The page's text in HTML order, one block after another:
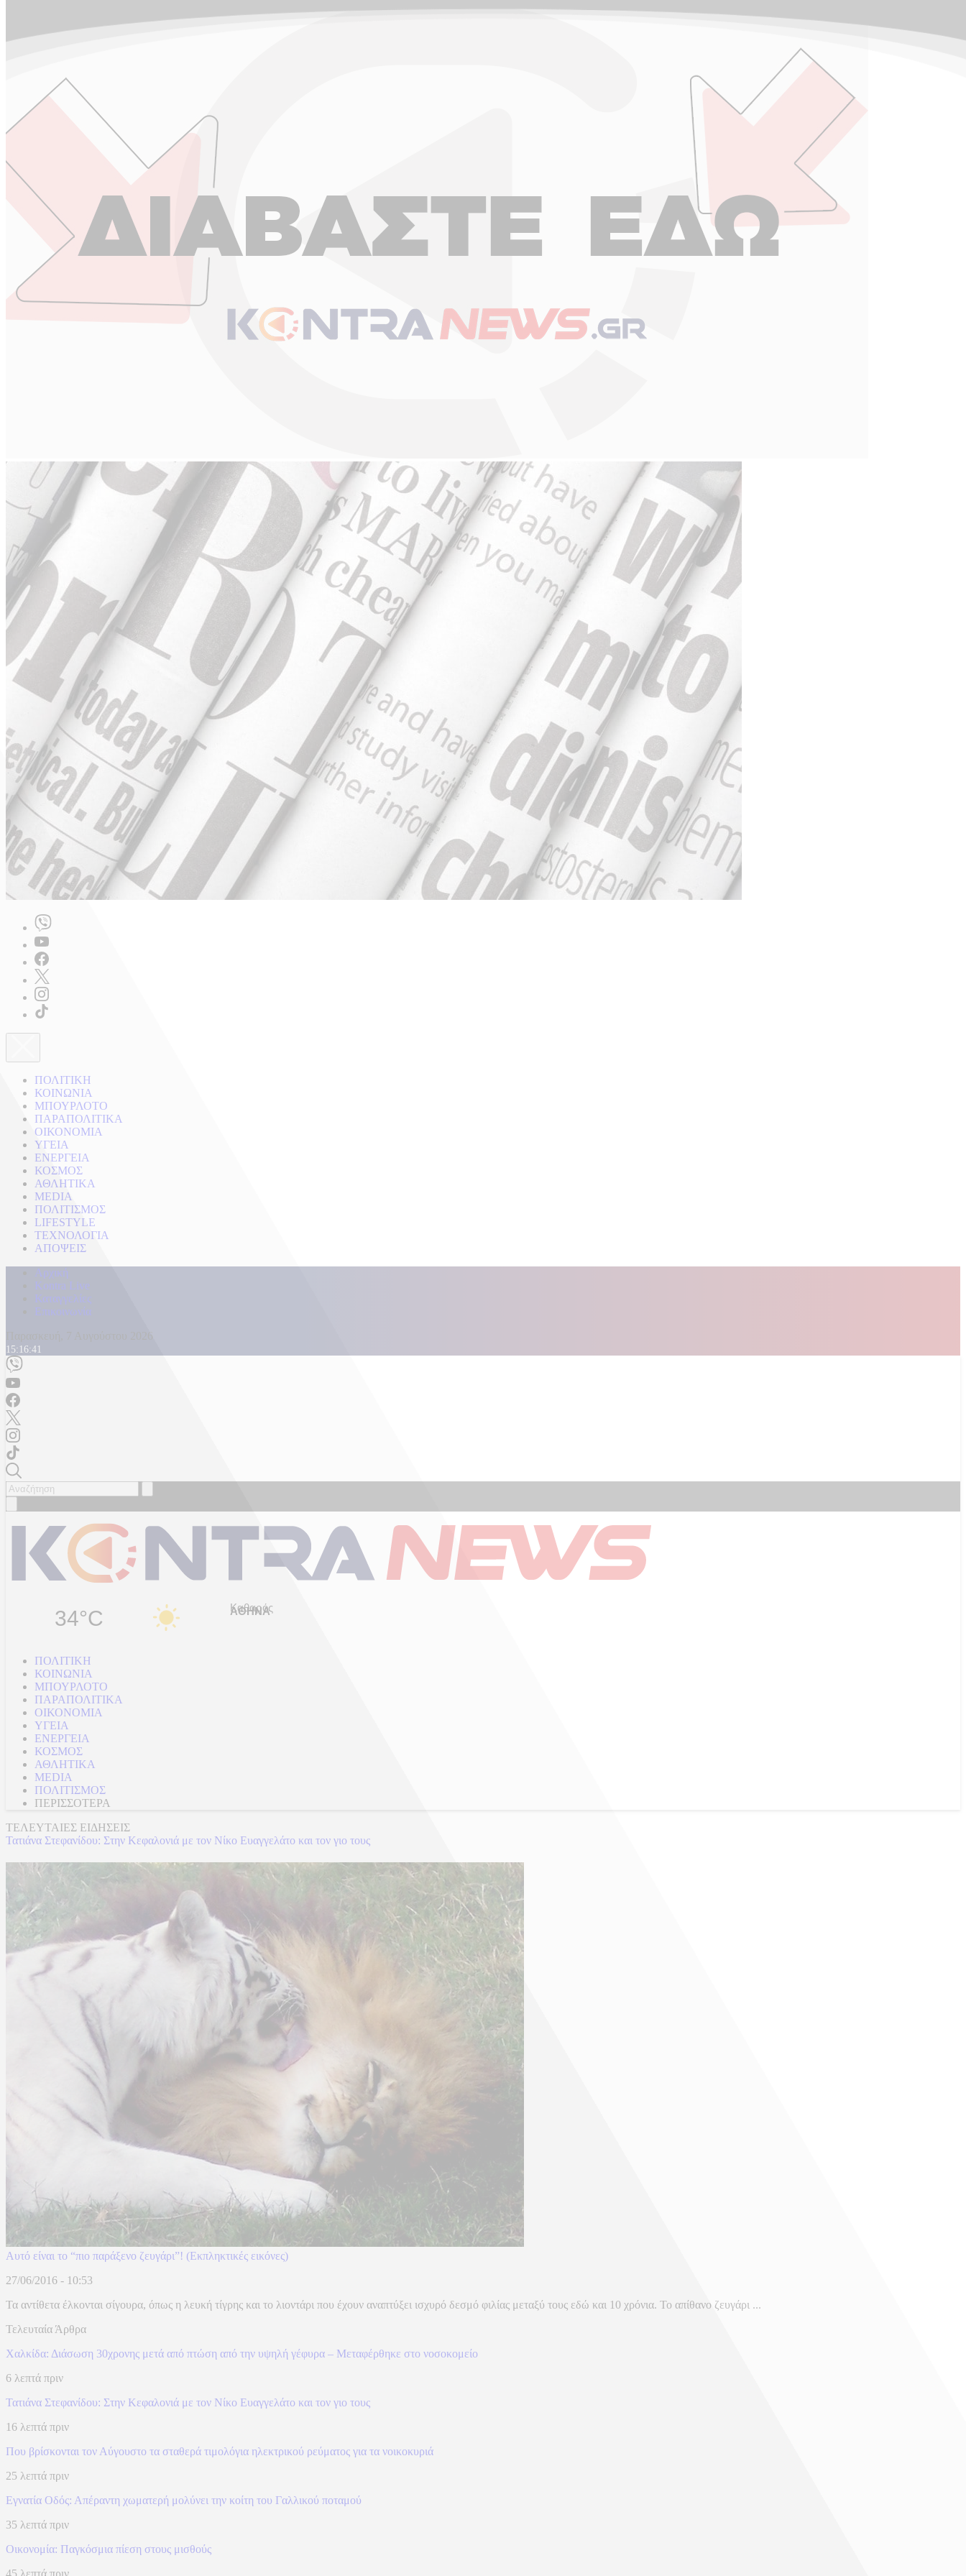
ΠΟΛΙΤΙΚΗ
ΚΟΙΝΩΝΙΑ
ΜΠΟΥΡΛΟΤΟ
ΠΑΡΑΠΟΛΙΤΙΚΑ
ΟΙΚΟΝΟΜΙΑ
ΥΓΕΙΑ
ΕΝΕΡΓΕΙΑ
ΚΟΣΜΟΣ
ΑΘΛΗΤΙΚΑ
MEDIA
ΠΟΛΙΤΙΣΜΟΣ
LIFESTYLE
ΤΕΧΝΟΛΟΓΙΑ
ΑΠΟΨΕΙΣ
Αρχική
Kontra Live
Καταγγελίες
Επικοινωνία
Παρασκευή, 7 Αυγούστου 2026
15:16:43
34°C Καθαρός
ΠΟΛΙΤΙΚΗ
ΚΟΙΝΩΝΙΑ
ΜΠΟΥΡΛΟΤΟ
ΠΑΡΑΠΟΛΙΤΙΚΑ
ΟΙΚΟΝΟΜΙΑ
ΥΓΕΙΑ
ΕΝΕΡΓΕΙΑ
ΚΟΣΜΟΣ
ΑΘΛΗΤΙΚΑ
MEDIA
ΠΟΛΙΤΙΣΜΟΣ
ΠΕΡΙΣΣΟΤΕΡΑ
ΤΕΛΕΥΤΑΙΕΣ ΕΙΔΗΣΕΙΣ
Τατιάνα Στεφανίδου: Στην Κεφαλονιά με τον Νίκο Ευαγγελάτο και τον γιο τους
Αυτό είναι το “πιο παράξενο ζευγάρι”! (Εκπληκτικές εικόνες)
27/06/2016 - 10:53
Τα αντίθετα έλκονται σίγουρα, όπως η λευκή τίγρης και το λιοντάρι που έχουν αναπτύξει ισχυρό δεσμό φιλίας μεταξύ τους εδώ και 10 χρόνια. Το απίθανο ζευγάρι ...
Τελευταία Άρθρα
Χαλκίδα: Διάσωση 30χρονης μετά από πτώση από την υψηλή γέφυρα – Μεταφέρθηκε στο νοσοκομείο
6 λεπτά πριν
Τατιάνα Στεφανίδου: Στην Κεφαλονιά με τον Νίκο Ευαγγελάτο και τον γιο τους
16 λεπτά πριν
Που βρίσκονται τον Αύγουστο τα σταθερά τιμολόγια ηλεκτρικού ρεύματος για τα νοικοκυριά
25 λεπτά πριν
Εγνατία Οδός: Απέραντη χωματερή μολύνει την κοίτη του Γαλλικού ποταμού
35 λεπτά πριν
Οικονομία: Παγκόσμια πίεση στους μισθούς